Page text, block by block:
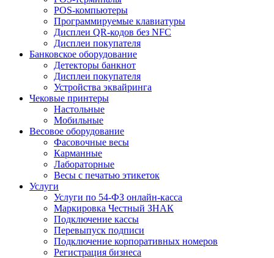
POS-компьютеры
Программируемые клавиатуры
Дисплеи QR-кодов без NFC
Дисплеи покупателя
Банковское оборудование
Детекторы банкнот
Дисплеи покупателя
Устройства эквайринга
Чековые принтеры
Настольные
Мобильные
Весовое оборудование
Фасовочные весы
Карманные
Лабораторные
Весы с печатью этикеток
Услуги
Услуги по 54-ФЗ онлайн-касса
Маркировка Честный ЗНАК
Подключение кассы
Перевыпуск подписи
Подключение корпоративных номеров
Регистрация бизнеса